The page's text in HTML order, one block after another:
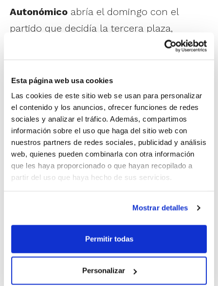
Esta página web usa cookies
Las cookies de este sitio web se usan para personalizar
el contenido y los anuncios, ofrecer funciones de redes
sociales y analizar el tráfico. Además, compartimos
información sobre el uso que haga del sitio web con
nuestros partners de redes sociales, publicidad y análisis
web, quienes pueden combinarla con otra información
que les haya proporcionado o que hayan recopilado a
partir del uso que haya hecho de sus servicios.
Mostrar detalles
Permitir todas
Personalizar
Autonómico abría el domingo con el
partido que decidía la tercera plaza,
clasificatoria para el Campeonato de
demostraba estar más asentado en la pista
y trataba de despegarse en el marcador,
pero siempre terminaba apareciendo la
resistencia de un Sonia Bath Godella
dispuesto a recuperar distancias. Y lo
consiguió hasta el inicio del último periodo,
cuando el parcial de los castellonenses iba
A continuación, el partido que otorgaba el
trofeo de campeón 2023-2024. Tras una
primera parte muy igualada y en la que los